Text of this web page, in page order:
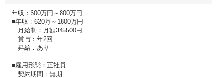
年収：600万円～800万円
■年収：620万～1800万円
月給制：月額345500円
賞与：年2回
昇給：あり
■雇用形態：正社員
契約期間：無期